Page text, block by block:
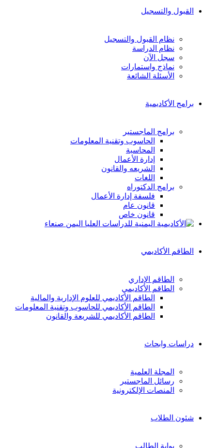
القبول والتسجيل
نظام القبول والتسجيل
نظام الدراسة
سجل الآن
نماذج واستمارات
الأسئلة الشائعة
برامج الأكاديمية
برامج الماجستير
الحاسوب وتقنية المعلومات
المحاسبة
إدارة الأعمال
الشريعه والقانون
اللغات
برامج الدكتوراه
فلسفة إدارة الأعمال
قانون عام
قانون خاص
الطاقم الأكاديمي
الطاقم الإداري
الطاقم الأكاديمي
الطاقم الأكاديمي للعلوم الإدارية والمالية
الطاقم الأكاديمي للحاسوب وتقنية المعلومات
الطاقم الأكاديمي للشريعة والقانون
دراسات وابحاث
المجلة العلمية
رسائل الماجستير
المنصات الإلكترونية
شئون الطلاب
بوابة الطالب